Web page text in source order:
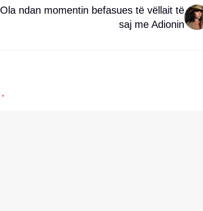
Ola ndan momentin befasues të vëllait të
saj me Adionin
*